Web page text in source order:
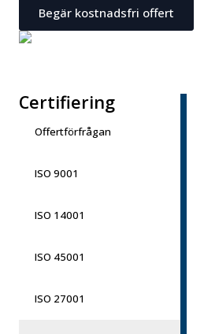
Begär kostnadsfri offert
Certifiering
Offertförfrågan
ISO 9001
ISO 14001
ISO 45001
ISO 27001